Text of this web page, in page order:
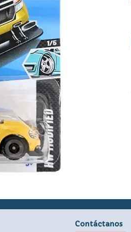
Contáctanos